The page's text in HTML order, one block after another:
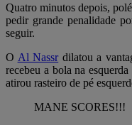
Quatro minutos depois,
pedir grande penalidade
seguir.
O Al Nassrdilatou a
recebeu a bola na
atirou rasteiro de pé
MANE SCORES!!!